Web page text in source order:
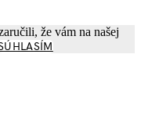
že vám na našej